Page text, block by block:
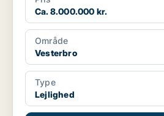
Ca. 8.000.000 kr.
Område
Vesterbro
Type
Lejlighed